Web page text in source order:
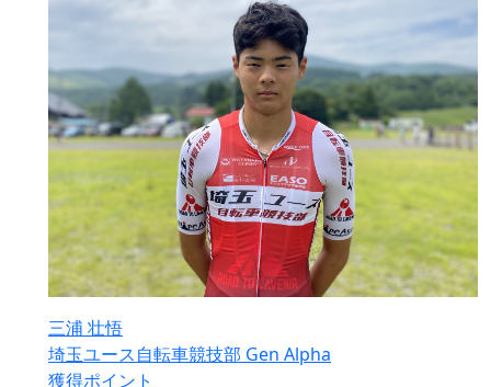
三浦 壮悟
埼玉ユース自転車競技部 Gen Alpha
獲得ポイント